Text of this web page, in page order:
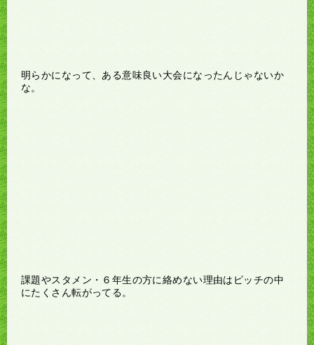
明らかになって、ある意味良い大会になったんじゃないか
な。
課題やスタメン・６年生の方に絡めない理由はピッチの中
にたくさん転がってる。